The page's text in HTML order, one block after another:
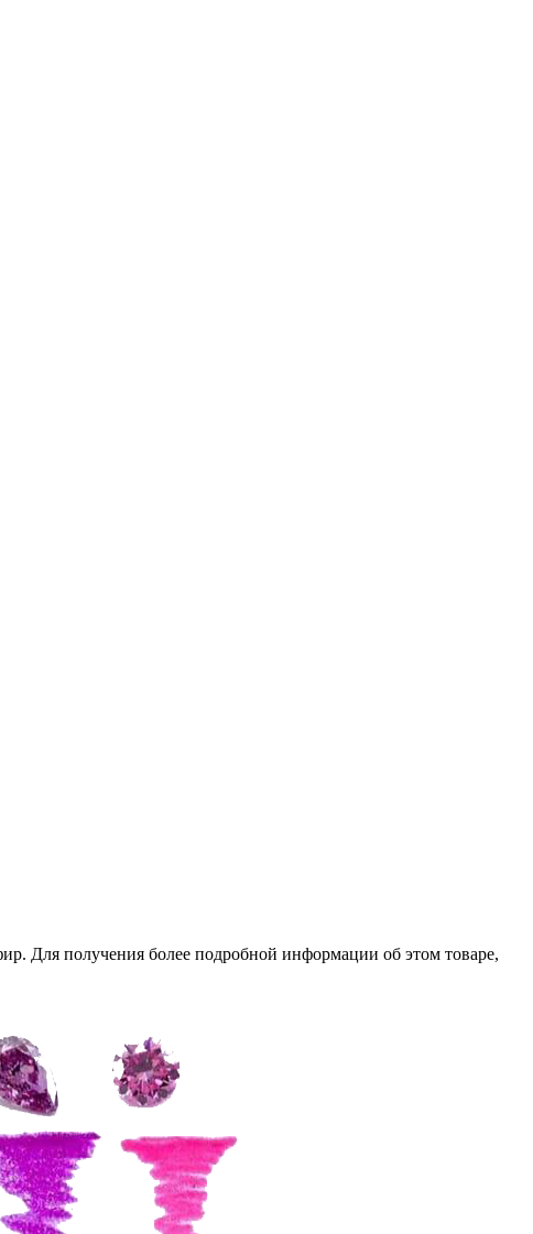
Для получения более подробной информации об этом товаре,